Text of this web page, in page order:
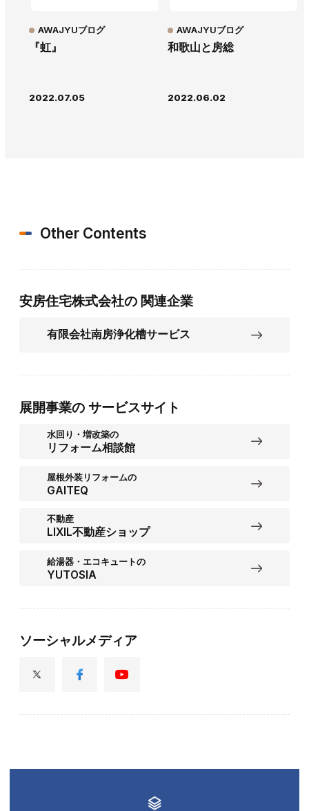
『虹』
AWAJYUブログ
2022.07.05
和歌山と房総
AWAJYUブログ
2022.06.02
Other Contents
安房住宅株式会社の 関連企業
有限会社南房浄化槽サービス
展開事業の サービスサイト
水回り・増改築の
リフォーム相談館
屋根外装リフォームの
GAITEQ
不動産
LIXIL不動産ショップ
給湯器・エコキュートの
YUTOSIA
ソーシャルメディア